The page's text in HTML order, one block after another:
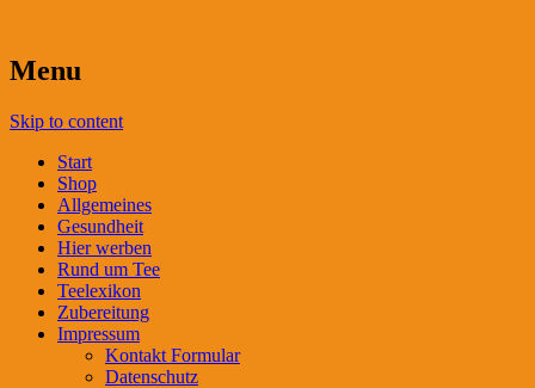
Menu
Skip to content
Start
Shop
Allgemeines
Gesundheit
Hier werben
Rund um Tee
Teelexikon
Zubereitung
Impressum
Kontakt Formular
Datenschutz